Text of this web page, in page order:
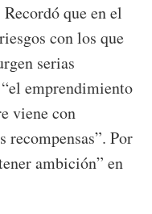
que en el
con los que
serias
emprendimiento
viene con
recompensas”. Por
ambición” en